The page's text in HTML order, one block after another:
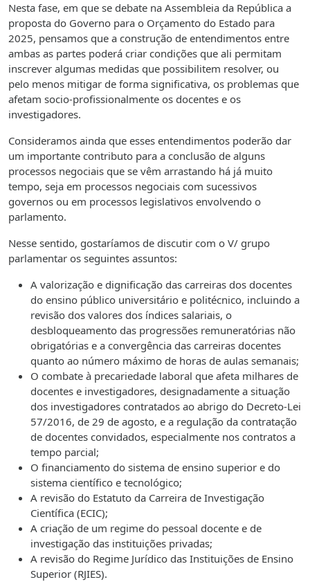
Nesta fase, em que se debate na Assembleia da República a
proposta do Governo para o Orçamento do Estado para
2025, pensamos que a construção de entendimentos entre
ambas as partes poderá criar condições que ali permitam
inscrever algumas medidas que possibilitem resolver, ou
pelo menos mitigar de forma significativa, os problemas que
afetam socio-profissionalmente os docentes e os
investigadores.
Consideramos ainda que esses entendimentos poderão dar
um importante contributo para a conclusão de alguns
processos negociais que se vêm arrastando há já muito
tempo, seja em processos negociais com sucessivos
governos ou em processos legislativos envolvendo o
parlamento.
Nesse sentido, gostaríamos de discutir com o V/ grupo
parlamentar os seguintes assuntos:
A valorização e dignificação das carreiras dos docentes
do ensino público universitário e politécnico, incluindo a
revisão dos valores dos índices salariais, o
desbloqueamento das progressões remuneratórias não
obrigatórias e a convergência das carreiras docentes
quanto ao número máximo de horas de aulas semanais;
O combate à precariedade laboral que afeta milhares de
docentes e investigadores, designadamente a situação
dos investigadores contratados ao abrigo do Decreto-Lei
57/2016, de 29 de agosto, e a regulação da contratação
de docentes convidados, especialmente nos contratos a
tempo parcial;
O financiamento do sistema de ensino superior e do
sistema científico e tecnológico;
A revisão do Estatuto da Carreira de Investigação
Científica (ECIC);
A criação de um regime do pessoal docente e de
investigação das instituições privadas;
A revisão do Regime Jurídico das Instituições de Ensino
Superior (RJIES).